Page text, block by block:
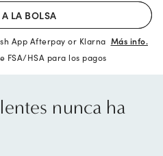
LA BOLSA
App Afterpay or Klarna Más info.
FSA/HSA para los pagos
nunca ha